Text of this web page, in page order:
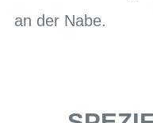
an der Nabe.